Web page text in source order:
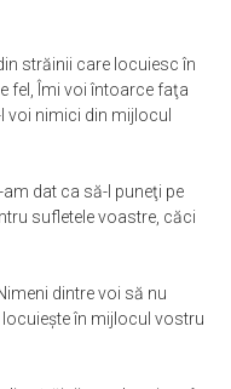
străinii care locuiesc în
fel, Îmi voi întoarce faţa
voi nimici din mijlocul
dat ca să-l puneţi pe
sufletele voastre, căci
dintre voi să nu
în mijlocul vostru